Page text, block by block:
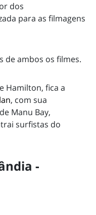
dos
para as filmagens
de ambos os filmes.
Hamilton, fica a
, com sua
Manu Bay,
surfistas do
-